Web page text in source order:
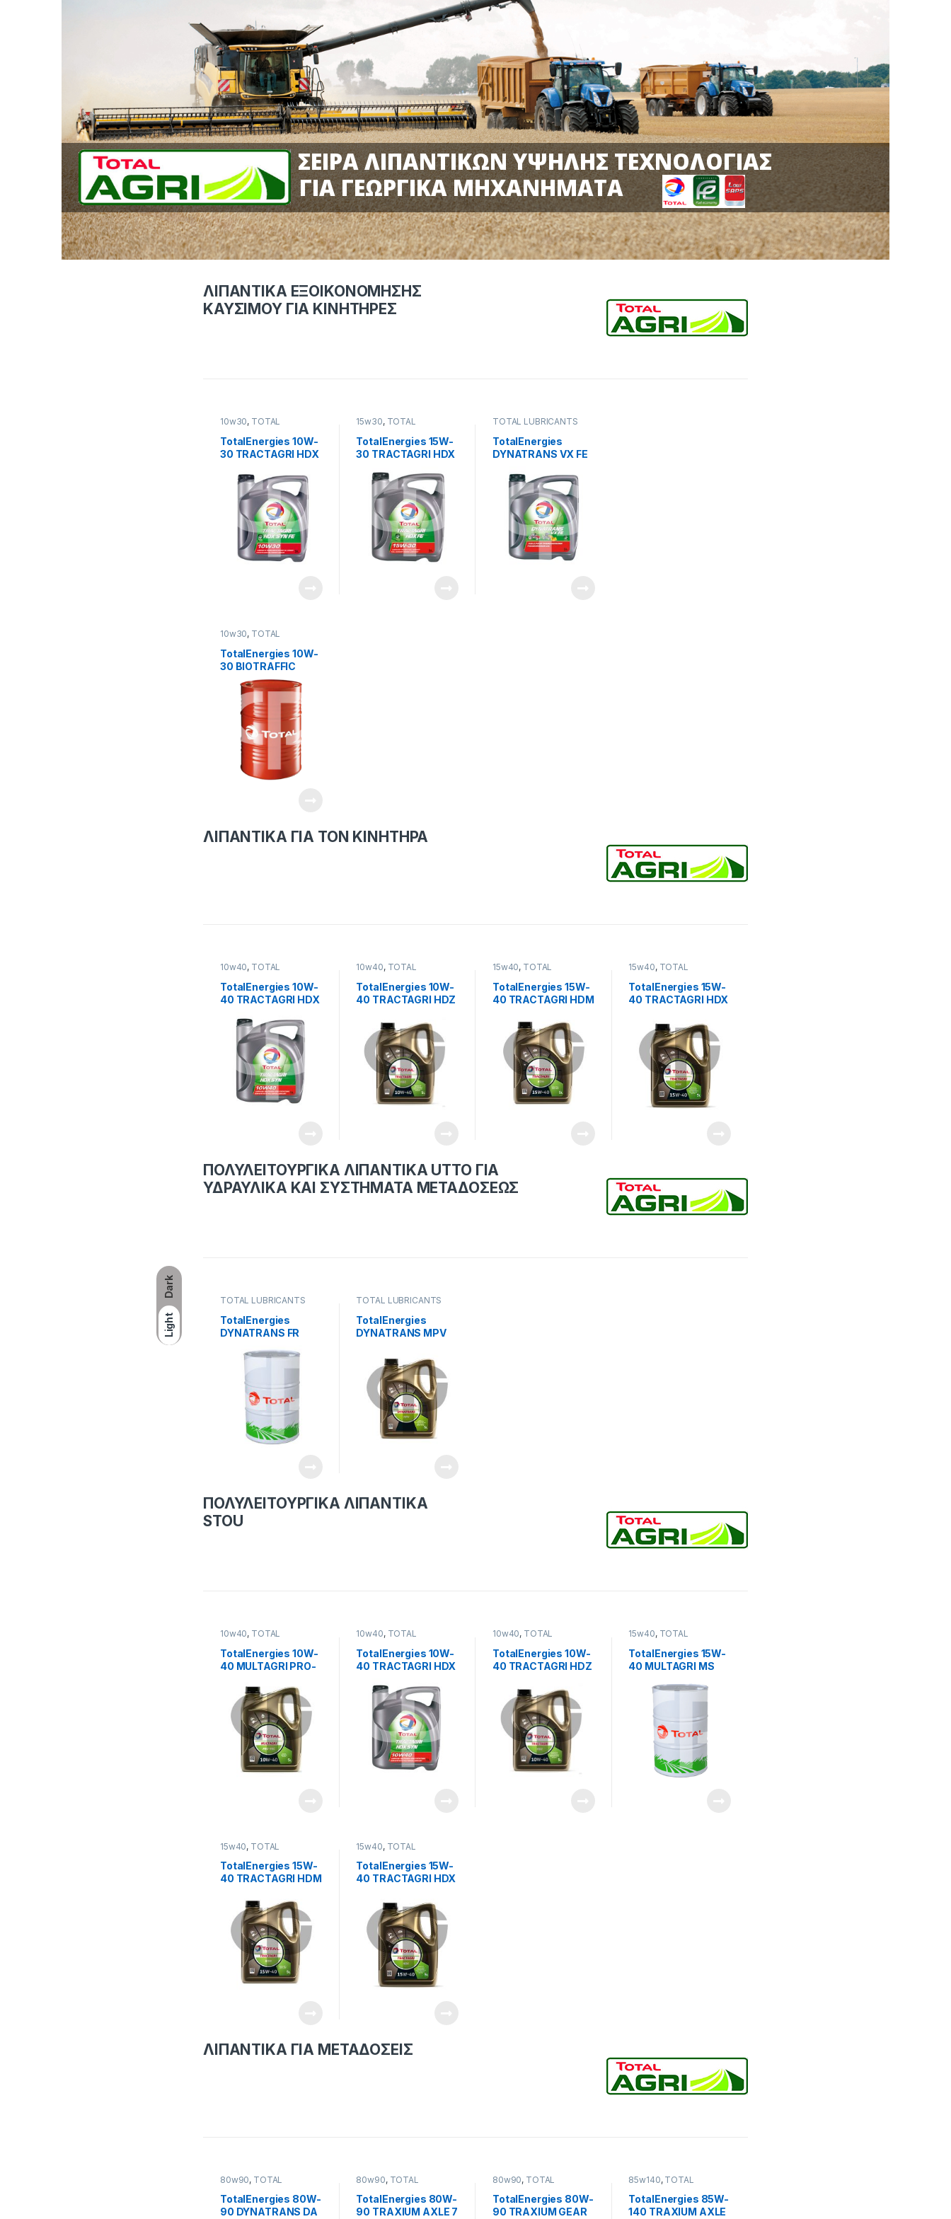
Dark
Light
ΣΕΙΡΑ ΛΙΠΑΝΤΙΚΩΝ ΥΨΗΛΗΣ ΤΕΧΝΟΛΟΓΙΑΣ
ΓΙΑ ΓΕΩΡΓΙΚΑ ΜΗΧΑΝΗΜΑΤΑ
ΛΙΠΑΝΤΙΚΑ ΕΞΟΙΚΟΝΟΜΗΣΗΣ
ΚΑΥΣΙΜΟΥ ΓΙΑ ΚΙΝΗΤΗΡΕΣ
10w30, TOTAL
TotalEnergies 10W-
30 TRACTAGRI HDX
15w30, TOTAL
TotalEnergies 15W-
30 TRACTAGRI HDX
TOTAL LUBRICANTS
TotalEnergies
DYNATRANS VX FE
10w30, TOTAL
TotalEnergies 10W-
30 BIOTRAFFIC
1000 FE
ΛΙΠΑΝΤΙΚΑ ΓΙΑ ΤΟΝ ΚΙΝΗΤΗΡΑ
10w40, TOTAL
TotalEnergies 10W-
40 TRACTAGRI HDX
10w40, TOTAL
TotalEnergies 10W-
40 TRACTAGRI HDZ
15w40, TOTAL
TotalEnergies 15W-
40 TRACTAGRI HDM
15w40, TOTAL
TotalEnergies 15W-
40 TRACTAGRI HDX
ΠΟΛΥΛΕΙΤΟΥΡΓΙΚΑ ΛΙΠΑΝΤΙΚΑ UTTO ΓΙΑ
ΥΔΡΑΥΛΙΚΑ ΚΑΙ ΣΥΣΤΗΜΑΤΑ ΜΕΤΑΔΟΣΕΩΣ
TOTAL LUBRICANTS
TotalEnergies
DYNATRANS FR
TOTAL LUBRICANTS
TotalEnergies
DYNATRANS MPV
ΠΟΛΥΛΕΙΤΟΥΡΓΙΚΑ ΛΙΠΑΝΤΙΚΑ
STOU
10w40, TOTAL
TotalEnergies 10W-
40 MULTAGRI PRO-
10w40, TOTAL
TotalEnergies 10W-
40 TRACTAGRI HDX
10w40, TOTAL
TotalEnergies 10W-
40 TRACTAGRI HDZ
15w40, TOTAL
TotalEnergies 15W-
40 MULTAGRI MS
15w40, TOTAL
LUBRICANTS
TotalEnergies 15W-
40 TRACTAGRI HDM
15w40, TOTAL
LUBRICANTS
TotalEnergies 15W-
40 TRACTAGRI HDX
ΛΙΠΑΝΤΙΚΑ ΓΙΑ ΜΕΤΑΔΟΣΕΙΣ
80w90, TOTAL
LUBRICANTS
TotalEnergies 80W-
90 DYNATRANS DA
80w90, TOTAL
LUBRICANTS
TotalEnergies 80W-
90 TRAXIUM AXLE 7
80w90, TOTAL
LUBRICANTS
TotalEnergies 80W-
90 TRAXIUM GEAR
85w140, TOTAL
LUBRICANTS
TotalEnergies 85W-
140 TRAXIUM AXLE